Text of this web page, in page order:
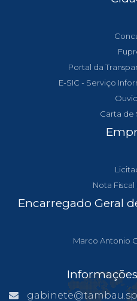
Portal da
E-SIC - Serviço
Carta de
Nota
Encarregado Geral
Marco Antonio